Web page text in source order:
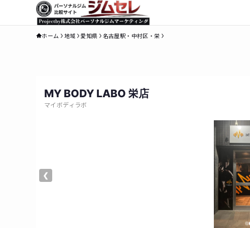
ホーム 地域 愛知県 名古屋駅・中村区・栄
MY BODY LABO 栄店
マイボディラボ
❮